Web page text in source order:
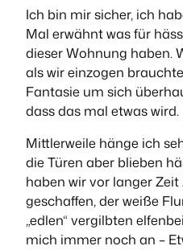
Ich bin mir sicher, ich
Mal erwähnt was für
dieser Wohnung haben.
als wir einzogen
Fantasie um sich
dass das mal etwas wird.
Mittlerweile hänge ich
die Türen aber blieben
haben wir vor langer
geschaffen, der weiße
„edlen“ vergilbten
mich immer noch an –